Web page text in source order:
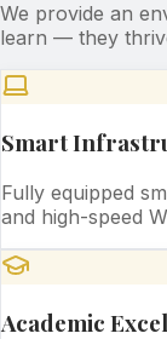
We provide an
learn — they
Smart
Fully equipped
and high-speed
Academic